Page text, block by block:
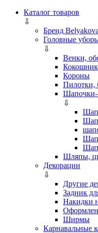
Каталог товаров
⇩
Бренд
Головные
⇩
Венки,
Короны
Пилотки,
Шапочки-
⇩
Шляпы,
Декорации
⇩
Другие
Задник
Накидки
Ширмы
Карнавальные